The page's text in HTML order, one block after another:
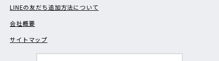
LINEの友だち追加方法について
会社概要
サイトマップ